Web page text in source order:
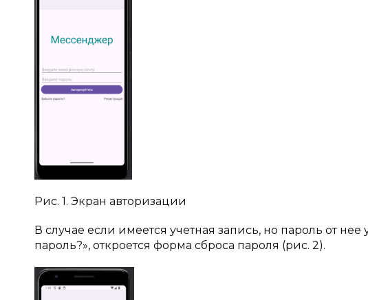
Рис. 1. Экран авторизации
В случае если имеется учетная запись, но пароль от
пароль?», откроется форма сброса пароля (рис. 2).